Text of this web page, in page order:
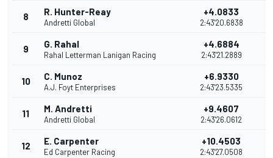
8 R. Hunter-Reay
Andretti Global
+4.0833
2:43'20.6838
9 G. Rahal
Rahal Letterman Lanigan Racing
+4.6884
2:43'21.2889
10 C. Munoz
A.J. Foyt Enterprises
+6.9330
2:43'23.5335
11 M. Andretti
Andretti Global
+9.4607
2:43'26.0612
12 E. Carpenter
Ed Carpenter Racing
+10.4503
2:43'27.0508